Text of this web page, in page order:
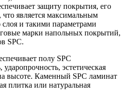
защиту покрытия, его
является максимальным
слоя и такими параметрами
марки напольных покрытий,
SPC.
полу SPC
эстетическая
высоте. Каменный SPC ламинат
плитка или натуральная